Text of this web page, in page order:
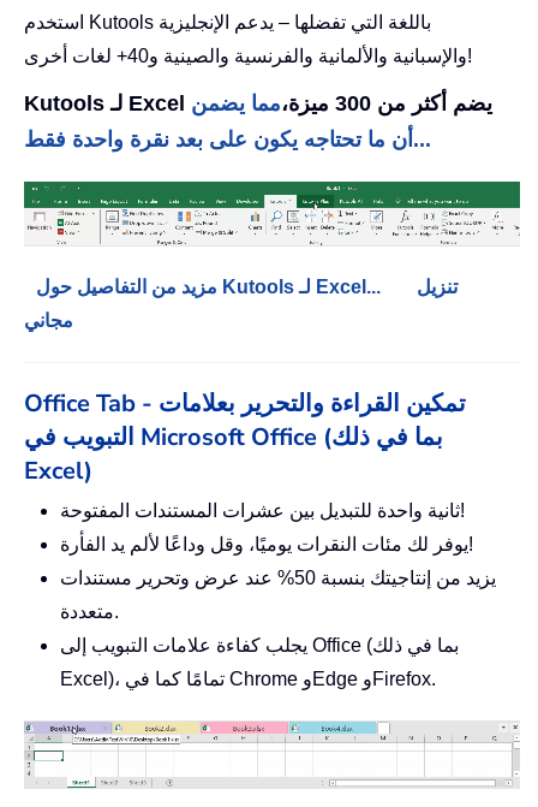
استخدم Kutools باللغة التي تفضلها – يدعم الإنجليزية
والإسبانية والألمانية والفرنسية والصينية و40+ لغات أخرى!
Kutools لـ Excel يضم أكثر من 300 ميزة،
مما يضمن
أن ما تحتاجه يكون على بعد نقرة واحدة فقط...
مزيد من التفاصيل حول Kutools لـ Excel...
تنزيل
مجاني
Office Tab - تمكين القراءة والتحرير بعلامات
التبويب في Microsoft Office (بما في ذلك
Excel)
ثانية واحدة للتبديل بين عشرات المستندات المفتوحة!
يوفر لك مئات النقرات يوميًا، وقل وداعًا لألم يد الفأرة!
يزيد من إنتاجيتك بنسبة 50% عند عرض وتحرير مستندات
متعددة.
يجلب كفاءة علامات التبويب إلى Office (بما في ذلك
Excel)، تمامًا كما في Chrome وEdge وFirefox.